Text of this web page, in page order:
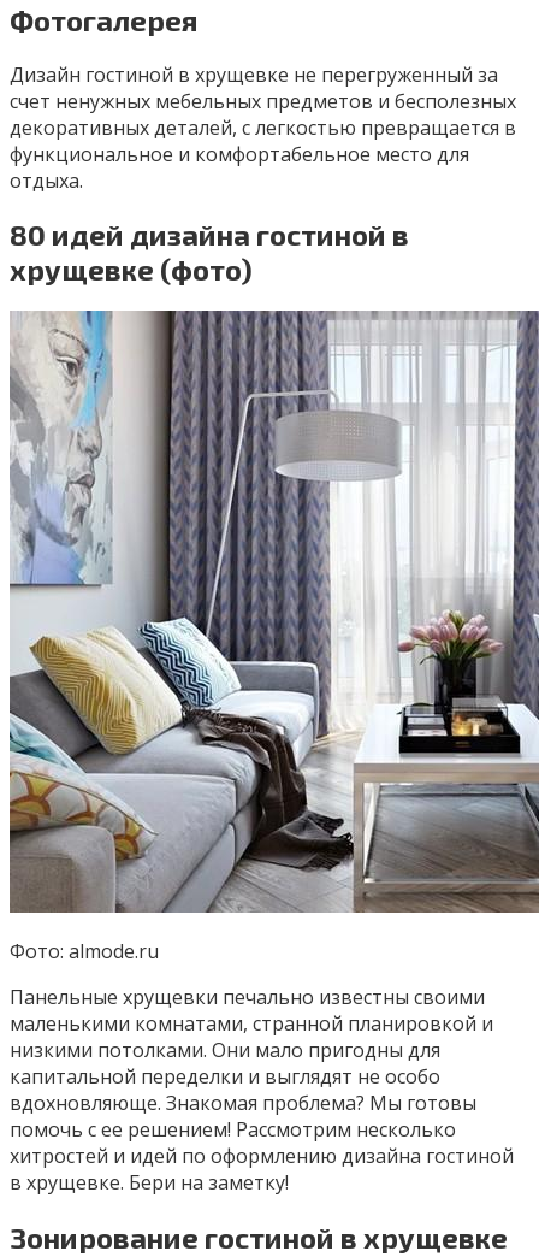
Фотогалерея
Дизайн гостиной в хрущевке не перегруженный за
счет ненужных мебельных предметов и бесполезных
декоративных деталей, с легкостью превращается в
функциональное и комфортабельное место для
отдыха.
80 идей дизайна гостиной в
хрущевке (фото)
Фото: almode.ru
Панельные хрущевки печально известны своими
маленькими комнатами, странной планировкой и
низкими потолками. Они мало пригодны для
капитальной переделки и выглядят не особо
вдохновляюще. Знакомая проблема? Мы готовы
помочь с ее решением! Рассмотрим несколько
хитростей и идей по оформлению дизайна гостиной
в хрущевке. Бери на заметку!
Зонирование гостиной в хрущевке